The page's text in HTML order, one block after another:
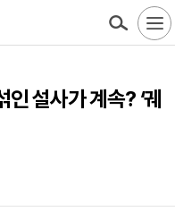
설사가 계속? ‘궤